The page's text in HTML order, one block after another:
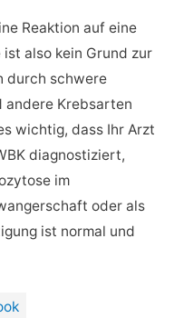
Reaktion auf eine
also kein Grund zur
durch schwere
andere Krebsarten
wichtig, dass Ihr Arzt
diagnostiziert,
im
oder als
ist normal und